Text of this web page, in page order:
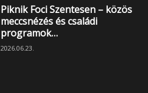
Piknik Foci Szentesen – közös
meccsnézés és családi
programok…
2026.06.23.